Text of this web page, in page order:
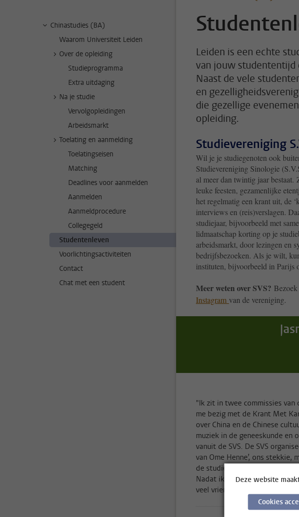
Chinastudies (BA)
Waarom Universiteit Leiden
Over de opleiding
Studieprogramma
Extra uitdaging
Na je studie
Vervolgopleidingen
Arbeidsmarkt
Toelating en aanmelding
Toelatingseisen
Matching
Deadlines voor aanmelden
Aanmelden
Aanmeldprocedure
Collegegeld
Studentenleven
Voorlichtingsactiviteiten
Contact
Chat met een student
Leiden is een echte
van jouw
Naast de vele
en
die gezellige
opleiding.
Studievereniging
Wil je je studiegenoten ook
Studievereniging Sinologie
al meer dan twintig jaar bestaat.
leuke feesten, gezamenlijke
het regelmatig een krant uit, de
interviews en (reis)verslagen.
studiejaar, bijvoorbeeld met
lidmaatschap korting op je
arbeidsmarkt, door lezingen en
bedrijfsbezoeken. Als je wilt,
instituten, bijvoorbeeld in Parijs
Meer weten over SVS?
Instagram van de vereniging.
"Ik zit in twee commissies van
me bezig met de Krant Met
over China en de Chinese
muziek in de geneeskunde en
vanuit de SVS. De SVS
van Ome Henne’, ons
de studievereniging doe je
Nadat ik had meegedaan aan
veel vrienden gemaakt!"
Deze website
Cookies